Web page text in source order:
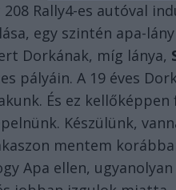
208 Rally4-es autóval
egy szintén apa-
Dorkának, míg lánya,
pályáin. A 19 éves
És ez
Készülünk,
mentem
Apa ellen,